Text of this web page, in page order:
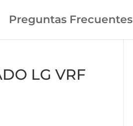
Preguntas Frecuentes
LG VRF